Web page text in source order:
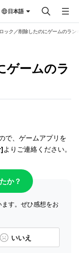
日本語
ック／削除したのにゲームのラン
ゲームのラ
で、ゲームアプリを
よりご連絡ください。
か？
す。ぜひ感想をお
いいえ